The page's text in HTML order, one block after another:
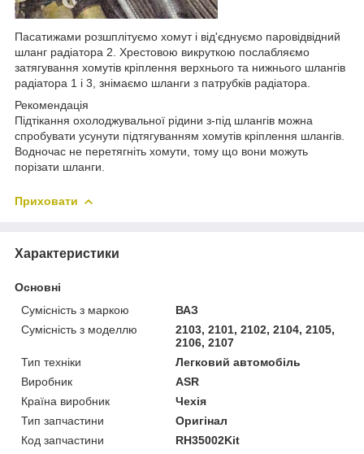
Пасатижами розшплітуємо хомут і від'єднуємо паровідвідний
шланг радіатора 2. Хрестовою викруткою послабляємо
затягування хомутів кріплення верхнього та нижнього шлангів
радіатора 1 і 3, знімаємо шланги з патрубків радіатора.
Рекомендація
Підтікання охолоджувальної рідини з-під шлангів можна
спробувати усунути підтягуванням хомутів кріплення шлангів.
Водночас не перетягніть хомути, тому що вони можуть
порізати шланги.
Приховати
Характеристики
Основні
Сумісність з маркою
ВАЗ
Сумісність з моделлю
2103, 2101, 2102, 2104, 2105,
2106, 2107
Тип техніки
Легковий автомобіль
Виробник
ASR
Країна виробник
Чехія
Тип запчастини
Оригінал
Код запчастини
RH35002Kit